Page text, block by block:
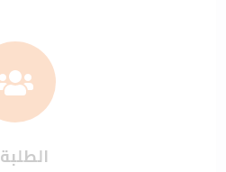
الطلبة